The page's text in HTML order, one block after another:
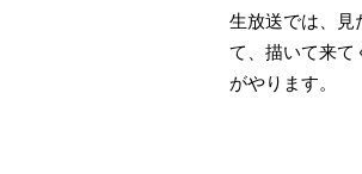
生放送では、見
て、描いて来て
がやります。